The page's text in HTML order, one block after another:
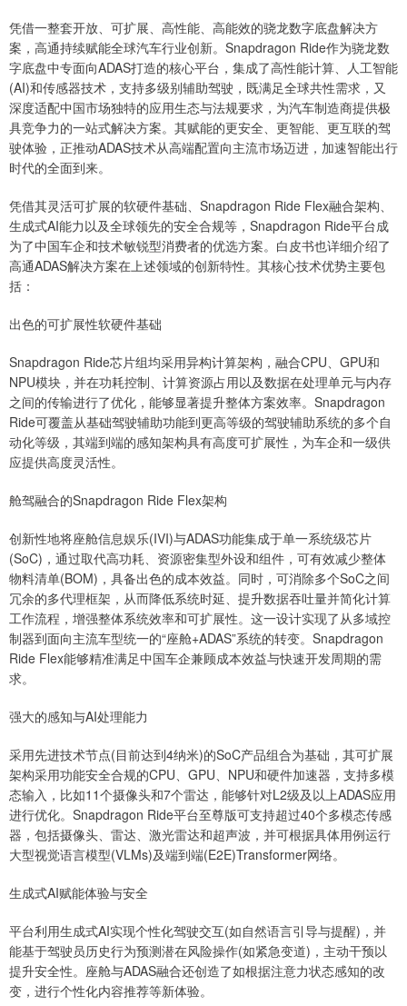
凭借一整套开放、可扩展、高性能、高能效的骁龙数字底盘解决方
案，高通持续赋能全球汽车行业创新。Snapdragon Ride作为骁龙数
字底盘中专面向ADAS打造的核心平台，集成了高性能计算、人工智能
(AI)和传感器技术，支持多级别辅助驾驶，既满足全球共性需求，又
深度适配中国市场独特的应用生态与法规要求，为汽车制造商提供极
具竞争力的一站式解决方案。其赋能的更安全、更智能、更互联的驾
驶体验，正推动ADAS技术从高端配置向主流市场迈进，加速智能出行
时代的全面到来。
凭借其灵活可扩展的软硬件基础、Snapdragon Ride Flex融合架构、
生成式AI能力以及全球领先的安全合规等，Snapdragon Ride平台成
为了中国车企和技术敏锐型消费者的优选方案。白皮书也详细介绍了
高通ADAS解决方案在上述领域的创新特性。其核心技术优势主要包
括：
出色的可扩展性软硬件基础
Snapdragon Ride芯片组均采用异构计算架构，融合CPU、GPU和
NPU模块，并在功耗控制、计算资源占用以及数据在处理单元与内存
之间的传输进行了优化，能够显著提升整体方案效率。Snapdragon
Ride可覆盖从基础驾驶辅助功能到更高等级的驾驶辅助系统的多个自
动化等级，其端到端的感知架构具有高度可扩展性，为车企和一级供
应提供高度灵活性。
舱驾融合的Snapdragon Ride Flex架构
创新性地将座舱信息娱乐(IVI)与ADAS功能集成于单一系统级芯片
(SoC)，通过取代高功耗、资源密集型外设和组件，可有效减少整体
物料清单(BOM)，具备出色的成本效益。同时，可消除多个SoC之间
冗余的多代理框架，从而降低系统时延、提升数据吞吐量并简化计算
工作流程，增强整体系统效率和可扩展性。这一设计实现了从多域控
制器到面向主流车型统一的“座舱+ADAS”系统的转变。Snapdragon
Ride Flex能够精准满足中国车企兼顾成本效益与快速开发周期的需
求。
强大的感知与AI处理能力
采用先进技术节点(目前达到4纳米)的SoC产品组合为基础，其可扩展
架构采用功能安全合规的CPU、GPU、NPU和硬件加速器，支持多模
态输入，比如11个摄像头和7个雷达，能够针对L2级及以上ADAS应用
进行优化。Snapdragon Ride平台至尊版可支持超过40个多模态传感
器，包括摄像头、雷达、激光雷达和超声波，并可根据具体用例运行
大型视觉语言模型(VLMs)及端到端(E2E)Transformer网络。
生成式AI赋能体验与安全
平台利用生成式AI实现个性化驾驶交互(如自然语言引导与提醒)，并
能基于驾驶员历史行为预测潜在风险操作(如紧急变道)，主动干预以
提升安全性。座舱与ADAS融合还创造了如根据注意力状态感知的改
变，进行个性化内容推荐等新体验。